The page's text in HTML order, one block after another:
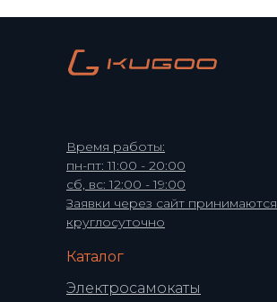
Каталог
Электросамокаты
Время работы:
пн-пт: 11:00 - 20:00
сб, вс: 12:00 - 19:00
Заявки через сайт принимаются
круглосуточно